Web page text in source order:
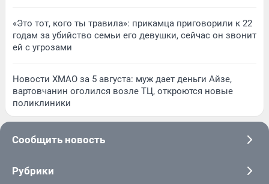
«Это тот, кого ты травила»: прикамца приговорили к 22
годам за убийство семьи его девушки, сейчас он звонит
ей с угрозами
Новости ХМАО за 5 августа: муж дает деньги Айзе,
вартовчанин оголился возле ТЦ, откроются новые
поликлиники
Сообщить новость
Рубрики